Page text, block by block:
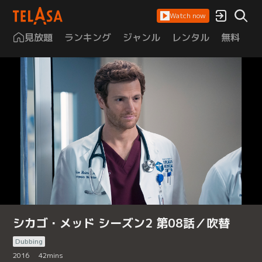
Watch now
見放題 ランキング ジャンル レンタル 無料
シカゴ・メッド シーズン2 第08話／吹替
Dubbing
2016
42mins